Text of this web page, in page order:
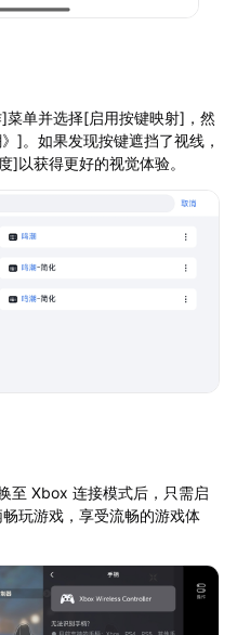
单并选择[启用按键映射]，然
]。如果发现按键遮挡了视线，
以获得更好的视觉体验。
至 Xbox 连接模式后，只需启
玩游戏，享受流畅的游戏体